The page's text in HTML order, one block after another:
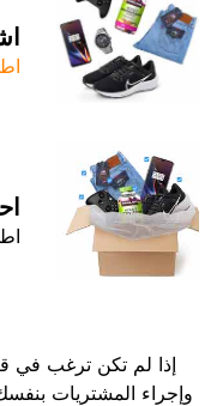
إذا لم تكن ترغب في
وإجراء المشتريات